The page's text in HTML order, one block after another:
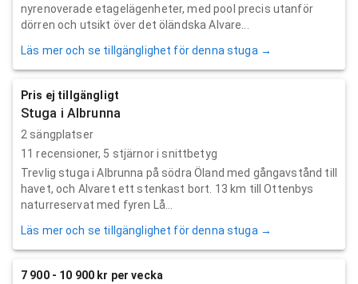
nyrenoverade etagelägenheter, med pool precis utanför
dörren och utsikt över det öländska Alvare...
Läs mer och se tillgänglighet för denna stuga →
Pris ej tillgängligt
Stuga i Albrunna
2 sängplatser
11 recensioner, 5 stjärnor i snittbetyg
Trevlig stuga i Albrunna på södra Öland med gångavstånd till
havet, och Alvaret ett stenkast bort. 13 km till Ottenbys
naturreservat med fyren Lå...
Läs mer och se tillgänglighet för denna stuga →
7 900 - 10 900 kr per vecka